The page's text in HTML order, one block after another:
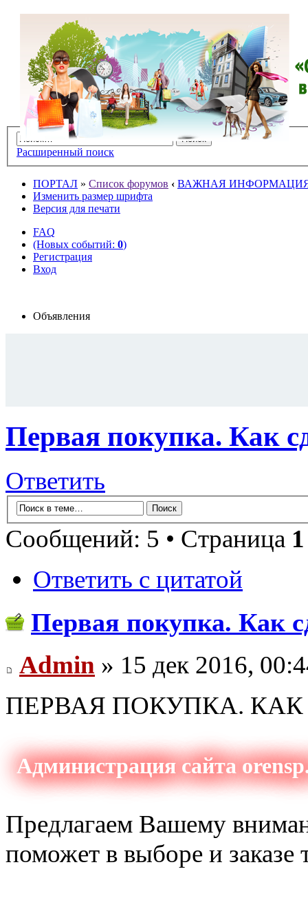
Расширенный поиск
ПОРТАЛ » Список форумов ‹ ВАЖНАЯ
Изменить размер шрифта
Версия для печати
FAQ
(Новых событий: 0)
Регистрация
Вход
Объявления
Первая покупка. Как
Ответить
Сообщений: 5 • Страница 1
Ответить с цитатой
Первая покупка. Как
Admin » 15 дек 2016,
ПЕРВАЯ ПОКУПКА. КАК
Администрация сайта
Предлагаем Вашему
поможет в выборе и заказе